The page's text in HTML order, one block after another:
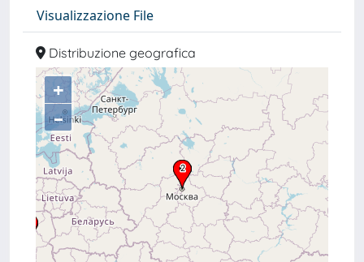
Visualizzazione File
Distribuzione geografica
+
–